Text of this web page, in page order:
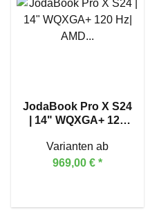
JodaBook Pro X S24
| 14" WQXGA+ 120
255
Varianten ab
969,00 € *